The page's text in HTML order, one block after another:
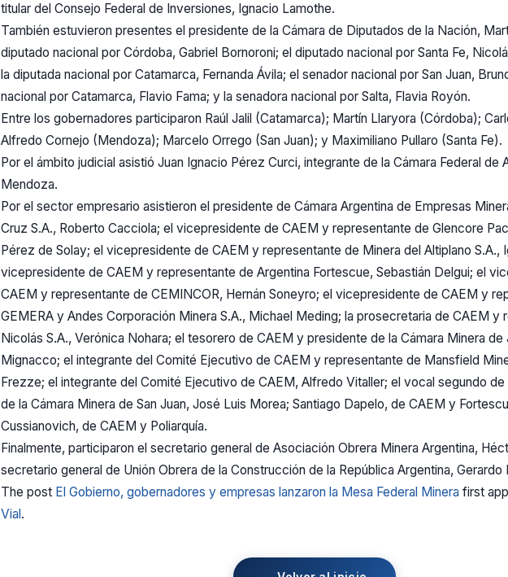
titular del Consejo Federal de Inversiones, Ignacio Lamothe.
También estuvieron presentes el presidente de la Cámara de Diputados de la Nación,
diputado nacional por Córdoba, Gabriel Bornoroni; el diputado nacional por Santa Fe,
la diputada nacional por Catamarca, Fernanda Ávila; el senador nacional por San Juan,
nacional por Catamarca, Flavio Fama; y la senadora nacional por Salta, Flavia Royón.
Entre los gobernadores participaron Raúl Jalil (Catamarca); Martín Llaryora (Córdoba);
Alfredo Cornejo (Mendoza); Marcelo Orrego (San Juan); y Maximiliano Pullaro (Santa Fe).
Por el ámbito judicial asistió Juan Ignacio Pérez Curci, integrante de la Cámara Federal de
Mendoza.
Por el sector empresario asistieron el presidente de Cámara Argentina de Empresas
Cruz S.A., Roberto Cacciola; el vicepresidente de CAEM y representante de Glencore
Pérez de Solay; el vicepresidente de CAEM y representante de Minera del Altiplano S.A.,
vicepresidente de CAEM y representante de Argentina Fortescue, Sebastián Delgui; el
CAEM y representante de CEMINCOR, Hernán Soneyro; el vicepresidente de CAEM y
GEMERA y Andes Corporación Minera S.A., Michael Meding; la prosecretaria de CAEM y
Nicolás S.A., Verónica Nohara; el tesorero de CAEM y presidente de la Cámara Minera de
Mignacco; el integrante del Comité Ejecutivo de CAEM y representante de Mansfield
Frezze; el integrante del Comité Ejecutivo de CAEM, Alfredo Vitaller; el vocal segundo
de la Cámara Minera de San Juan, José Luis Morea; Santiago Dapelo, de CAEM y
Cussianovich, de CAEM y Poliarquía.
Finalmente, participaron el secretario general de Asociación Obrera Minera Argentina,
secretario general de Unión Obrera de la Construcción de la República Argentina, Gerardo
The post El Gobierno, gobernadores y empresas lanzaron la Mesa Federal Minera first
Vial.